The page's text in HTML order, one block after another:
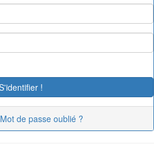
Mot de passe oublié ?